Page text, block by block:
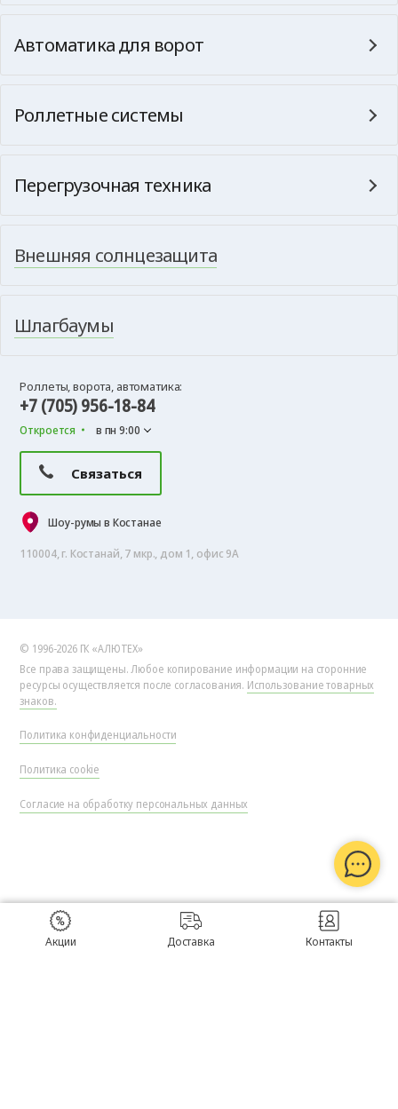
Автоматика для ворот
Роллетные системы
Перегрузочная техника
Внешняя солнцезащита
Шлагбаумы
Роллеты, ворота, автоматика:
+7 (705) 956-18-84
Откроется в пн 9:00
Связаться
Шоу-румы в Костанае
110004, г. Костанай, 7 мкр., дом 1, офис 9А
© 1996-2026 ГК «АЛЮТЕХ»
Все права защищены. Любое копирование информации на сторонние
ресурсы осуществляется после согласования. Использование товарных
знаков.
Политика конфиденциальности
Политика cookie
Согласие на обработку персональных данных
Акции Доставка Контакты